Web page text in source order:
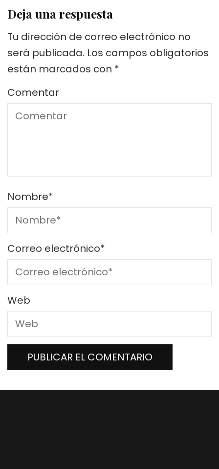
Deja una respuesta
Tu dirección de correo electrónico no
será publicada. Los campos obligatorios
están marcados con *
Comentar
Nombre*
Correo electrónico*
Web